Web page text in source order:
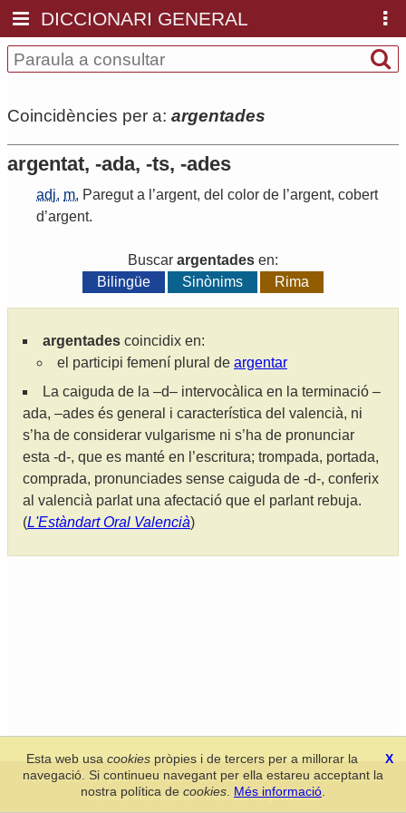
DICCIONARI GENERAL
Coincidències per a: argentades
argentat, -ada, -ts, -ades
adj. m. Paregut a ’argent, del color de ’argent, cobert
d’argent.
Buscar argentades en:
Bilingüe
Sinònims Rima
argentades coincidix en:
el participi femení plural de argentar
La caiguda de la –d– intervocàlica en la terminació –
ada, –ades és general i característica del valencià, ni
s’ha de considerar vulgarisme ni s’ha de pronunciar
esta -d-, que es manté en l’escritura; trompada, portada,
comprada, pronunciades sense caiguda de -d-, conferix
al valencià parlat una afectació que el parlant rebuja.
(L'Estàndart Oral Valencià)
Secció de Llengua i Lliteratura Valencianes-Real Acadèmia de
Cultura Valenciana-Política de privacitat
X
Esta web usacookies pròpies i de tercers per a millorar la
navegació. Si continueu navegant per ella estareu acceptant la
nostra política de cookies Més informació